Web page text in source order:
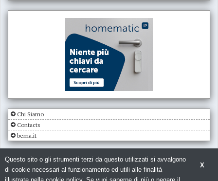
Chi Siamo
Contacts
bema.it
X
Questo sito o gli strumenti terzi da questo utilizzati si avvalgono
di cookie necessari al funzionamento ed utili alle finalità